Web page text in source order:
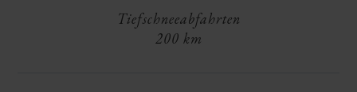
Tiefschneeabfahrten
200 km